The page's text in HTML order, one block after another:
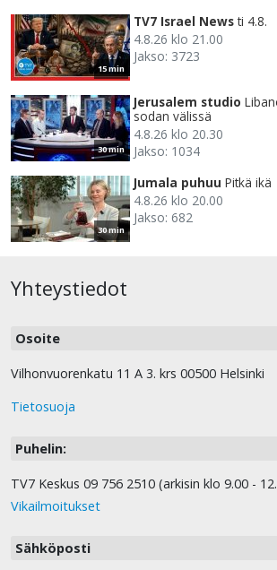
15 min
TV7 Israel News ti 4.8.
4.8.26 klo 21.00
Jakso: 3723
30 min
Jerusalem studio
sodan välissä
4.8.26 klo 20.30
Jakso: 1034
30 min
Jumala puhuu Pitkä ikä
4.8.26 klo 20.00
Jakso: 682
Yhteystiedot
Osoite
Vilhonvuorenkatu 11 A 3. krs 00500 Helsinki
Tietosuoja
Puhelin:
TV7 Keskus 09 756 2510 (arkisin klo 9.00 -
Vikailmoitukset
Sähköposti